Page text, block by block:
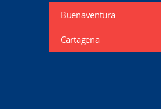
Buenaventura
Cartagena